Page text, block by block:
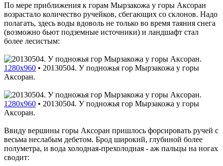
По мере приближения к горам Мырзакожа у горы Аксоран
возрастало количество ручейков, сбегающих со склонов. Надо
полагать, здесь воды вдоволь не только во время таяния снега
(возможно бьют подземные источники) и ландшафт стал
более лесистым:
1280x960 • 20130504. У подножья гор Мырзакожа у горы
Аксоран.
1280x960 • 20130504. У подножья гор Мырзакожа у горы
Аксоран.
Ввиду вершины горы Аксоран пришлось форсировать ручей с
весьма неслабым дебетом. Брод широкий, глубиной более
полуметра, и вода холодная-прехолодная - аж пальцы на ногах
сводит: